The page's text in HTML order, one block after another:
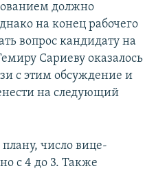
должно
на конец рабочего
вопрос кандидату на
Сариеву оказалось
с этим обсуждение и
на следующий
число вице-
с 4 до 3. Также